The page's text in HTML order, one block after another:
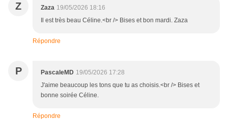
Z Zaza 19/05/2026 18:16
Il est très beau Céline.<br /> Bises et bon mardi. Zaza
Répondre
P PascaleMD 19/05/2026 17:28
J'aime beaucoup les tons que tu as choisis.<br /> Bises et
bonne soirée Céline.
Répondre